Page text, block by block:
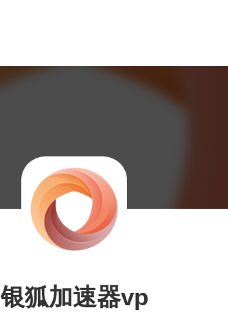
银狐加速器vp